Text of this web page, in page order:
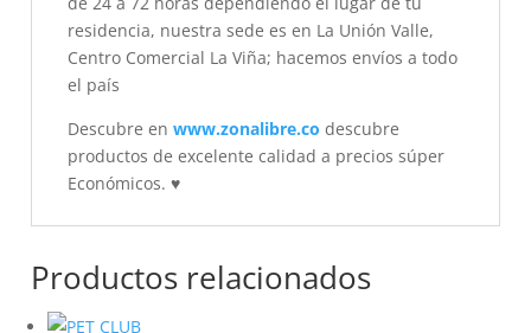
residencia, nuestra sede es en La Unión Valle,
Centro Comercial La Viña; hacemos envíos a todo
el país
Descubre en www.zonalibre.co descubre
productos de excelente calidad a precios súper
Económicos. ♥
Productos relacionados